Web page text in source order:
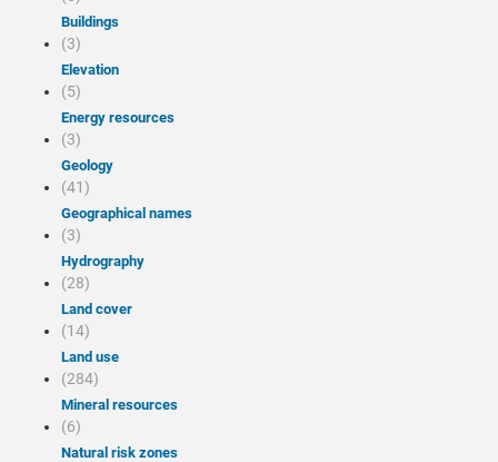
Buildings
(3)
Elevation
(5)
Energy resources
(3)
Geology
(41)
Geographical names
(3)
Hydrography
(28)
Land cover
(14)
Land use
(284)
Mineral resources
(6)
Natural risk zones